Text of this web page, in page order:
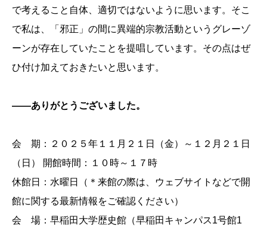
で考えること自体、適切ではないように思います。そこ
で私は、「邪正」の間に異端的宗教活動というグレーゾ
ーンが存在していたことを提唱しています。その点はぜ
ひ付け加えておきたいと思います。
――ありがとうございました。
会 期：２０２５年１１月２１日（金）～１２月２１日
（日） 開館時間：１０時～１７時
休館日：水曜日（＊来館の際は、ウェブサイトなどで開
館に関する最新情報をご確認ください）
会 場：早稲田大学歴史館（早稲田キャンパス1号館1